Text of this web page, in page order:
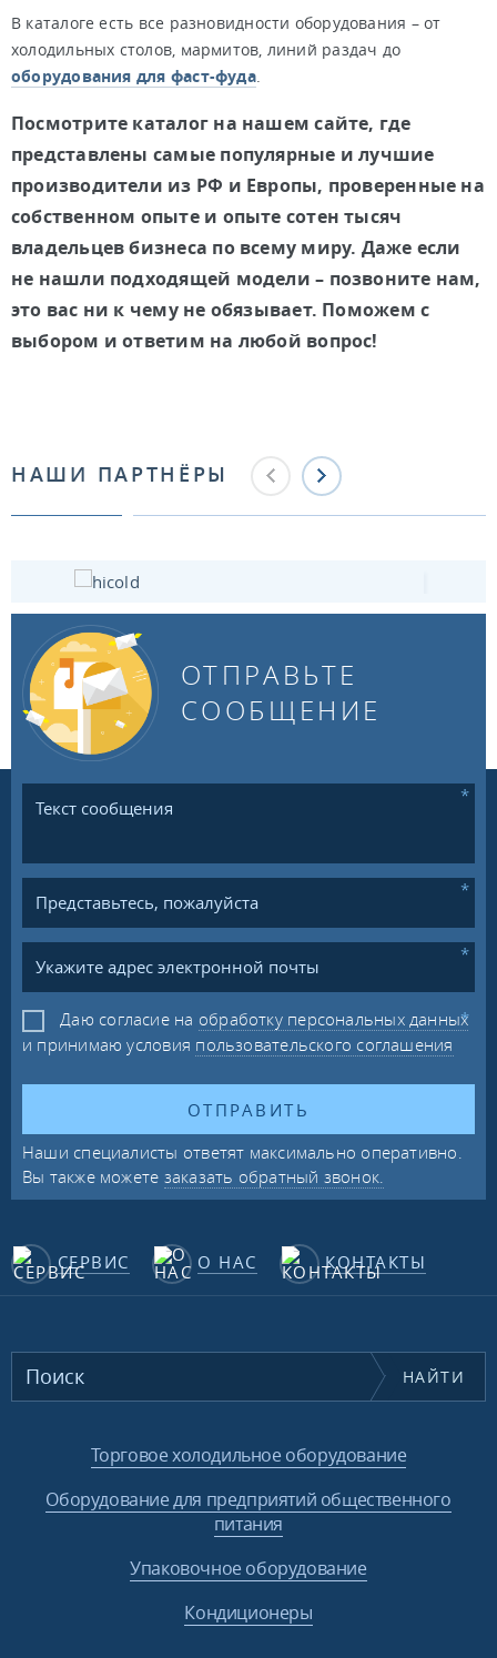
В каталоге есть все разновидности оборудования – от
холодильных столов, мармитов, линий раздач до
оборудования для фаст-фуда.
Посмотрите каталог на нашем сайте, где
представлены самые популярные и лучшие
производители из РФ и Европы, проверенные на
собственном опыте и опыте сотен тысяч
владельцев бизнеса по всему миру. Даже если
не нашли подходящей модели – позвоните нам,
это вас ни к чему не обязывает. Поможем с
выбором и ответим на любой вопрос!
НАШИ ПАРТНЁРЫ
ОТПРАВЬТЕ
СООБЩЕНИЕ
Даю согласие на обработку персональных данных
и принимаю условия пользовательского соглашения
ОТПРАВИТЬ
Наши специалисты ответят максимально оперативно.
Вы также можете заказать обратный звонок.
СЕРВИС О НАС КОНТАКТЫ
НАЙТИ
Торговое холодильное оборудование
Оборудование для предприятий общественного
питания
Упаковочное оборудование
Кондиционеры